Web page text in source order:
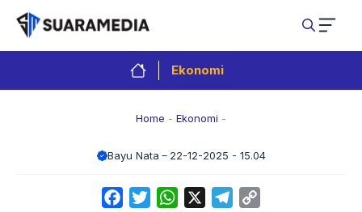
Langsung
isi
Ekonomi
Home - Ekonomi -
Bayu Nata 22-12-2025 - 15.04
FacebookTwitterWhatsApp Telegram